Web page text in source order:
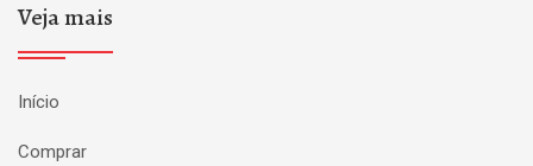
Veja mais
Início
Comprar